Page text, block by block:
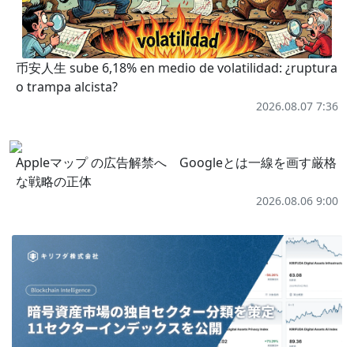
币安人生 sube 6,18% en medio de volatilidad: ¿ruptura
o trampa alcista?
2026.08.07 7:36
Appleマップ の広告解禁へ Googleとは一線を画す厳格
な戦略の正体
2026.08.06 9:00